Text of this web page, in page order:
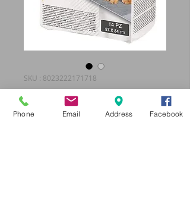
SKU : 8023222171718
ALLESES
CHARBON ACTIF
Phone Email Address Facebook